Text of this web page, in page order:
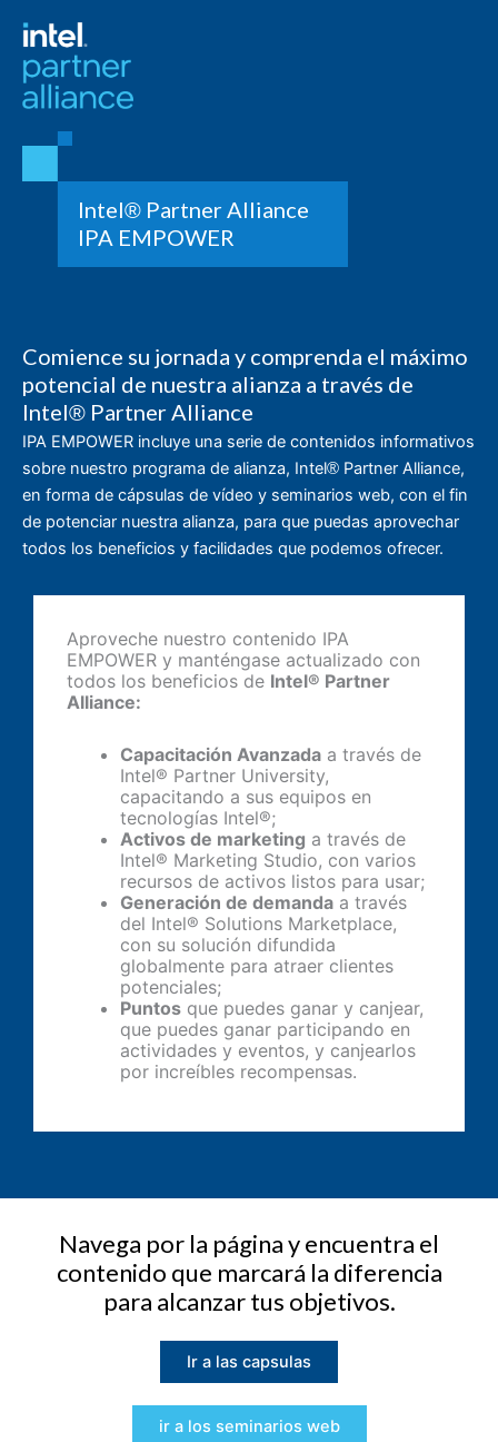
Intel® Partner Alliance
IPA EMPOWER
Comience su jornada y comprenda el máximo
potencial de nuestra alianza a través de
Intel® Partner Alliance
IPA EMPOWER incluye una serie de contenidos informativos
sobre nuestro programa de alianza, Intel® Partner Alliance,
en forma de cápsulas de vídeo y seminarios web, con el fin
de potenciar nuestra alianza, para que puedas aprovechar
todos los beneficios y facilidades que podemos ofrecer.
Aproveche nuestro contenido IPA
EMPOWER y manténgase actualizado con
todos los beneficios de Intel®️ Partner
Alliance:
Capacitación Avanzada a través de
Intel®️ Partner University,
capacitando a sus equipos en
tecnologías Intel®️;
Activos de marketing a través de
Intel®️ Marketing Studio, con varios
recursos de activos listos para usar;
Generación de demanda a través
del Intel®️ Solutions Marketplace,
con su solución difundida
globalmente para atraer clientes
potenciales;
Puntos que puedes ganar y canjear,
que puedes ganar participando en
actividades y eventos, y canjearlos
por increíbles recompensas.
Navega por la página y encuentra el
contenido que marcará la diferencia
para alcanzar tus objetivos.
Ir a las capsulas
ir a los seminarios web